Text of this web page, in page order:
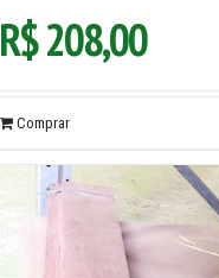
R$208,00
Comprar